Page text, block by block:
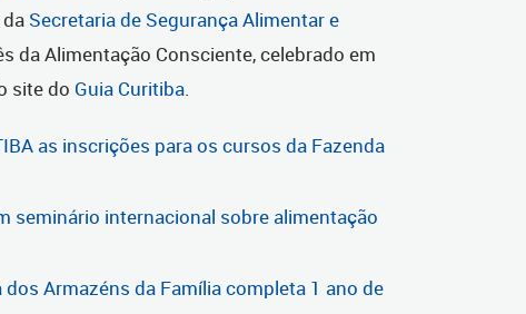
Secretaria de Segurança Alimentar e
da Alimentação Consciente, celebrado em
site do Guia Curitiba.
as inscrições para os cursos da Fazenda
seminário internacional sobre alimentação
dos Armazéns da Família completa 1 ano de